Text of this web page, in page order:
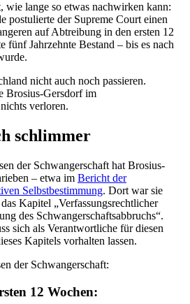
lange so etwas nachwirken kann:
postulierte der Supreme Court einen
auf Abtreibung in den ersten 12
fünf Jahrzehnte Bestand – bis es nach
nicht auch noch passieren.
Brosius-Gersdorf im
verloren.
schlimmer
der Schwangerschaft hat Brosius-
– etwa im Bericht der
Selbstbestimmung. Dort war sie
Kapitel „Verfassungsrechtlicher
des Schwangerschaftsabbruchs“.
sich als Verantwortliche für diesen
Kapitels vorhalten lassen.
der Schwangerschaft:
12 Wochen: